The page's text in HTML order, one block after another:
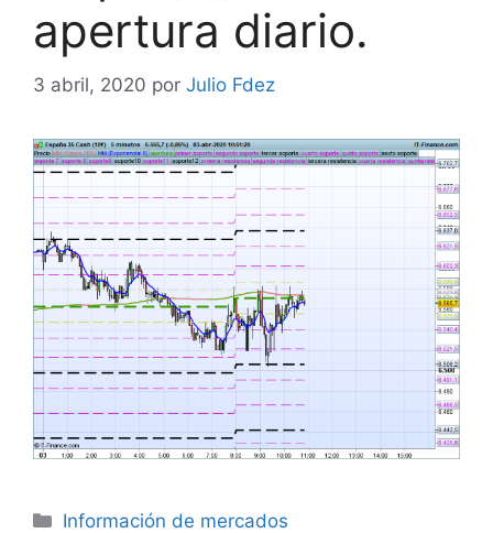
apertura diario.
3 abril, 2020 por Julio Fdez
Categorías
Información de mercados